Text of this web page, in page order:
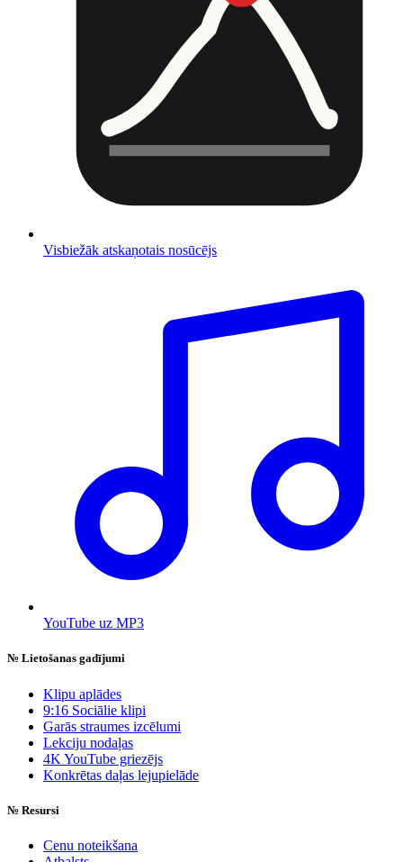
Visbiežāk atskaņotais nosūcējs
YouTube uz MP3
№ Lietošanas gadījumi
Klipu aplādes
9:16 Sociālie klipi
Garās straumes izcēlumi
Lekciju nodaļas
4K YouTube griezējs
Konkrētas daļas lejupielāde
№ Resursi
Cenu noteikšana